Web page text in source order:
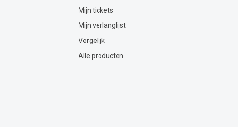
Mijn tickets
Mijn verlanglijst
Vergelijk
Alle producten